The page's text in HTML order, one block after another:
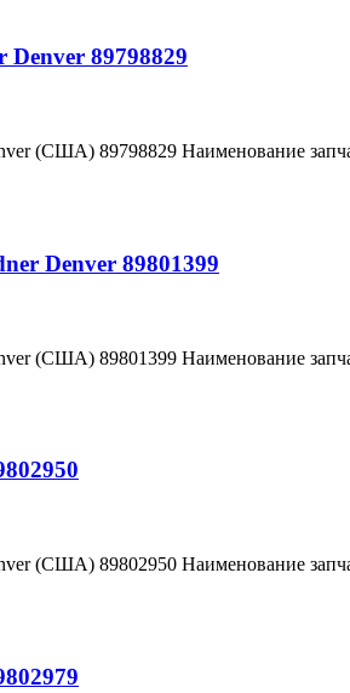
Denver 89798829
(США) 89798829 Наименование
Denver 89801399
(США) 89801399 Наименование
(США) 89802950 Наименование